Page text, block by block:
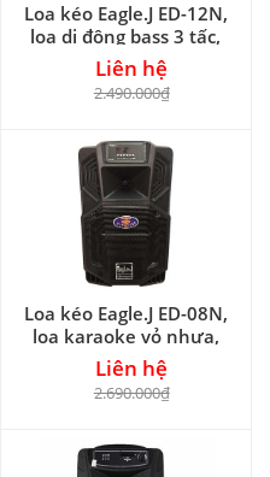
Loa kéo Eagle.J ED-12N,
loa di động bass 3 tấc,
max 450W
Liên hệ
2.490.000₫
Loa kéo Eagle.J ED-08N,
loa karaoke vỏ nhựa,
kèm 1 micro
Liên hệ
2.690.000₫